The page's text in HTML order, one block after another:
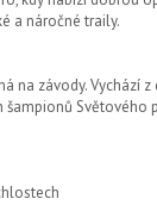
a náročné traily.
na závody.
Světového